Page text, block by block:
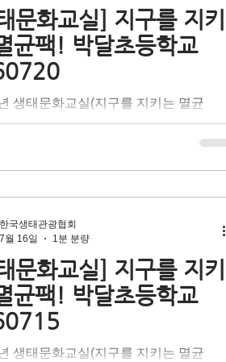
요성에 대해 배우는 시간을 가졌습니다.
가 올바른 분리배출을 통해 무심코 버려
원 속 '숨겨진 가치'를 함께 발견했습니
구의 건강한 내일을 위해 일상 속 나의 실
짐한 <박달초등학교> 학생들과 함께 책
는 멋진 지구 시민으로 성장하는 의미
간이었습니다.
문화교실] 지구를 지키
균팩! 박달초등학교
생태문화교실(지구를 지키는 멸균
테트라팩 코리아의 사회공헌 활동으로
기 문제 대응 방법 중 '올바른 분리배
의 이론 설명과 즐거운 체험 활동을 통
팩 중에서도 고급 펄프로 만들어지는 멸
특성을 이해하고, 재활용 과정과 자원순
요성에 대해 배우는 시간을 가졌습니다.
가 올바른 분리배출을 통해 무심코 버려
원 속 '숨겨진 가치'를 함께 발견했습니
구의 건강한 내일을 위해 일상 속 나의 실
짐한 <박달초등학교> 학생들과 함께 책
는 멋진 지구 시민으로 성장하는 의미
문화교실] 지구를 지키
균팩! 박달초등학교
생태문화교실(지구를 지키는 멸균
한국생태관광협회
7월 16일
1분 분량